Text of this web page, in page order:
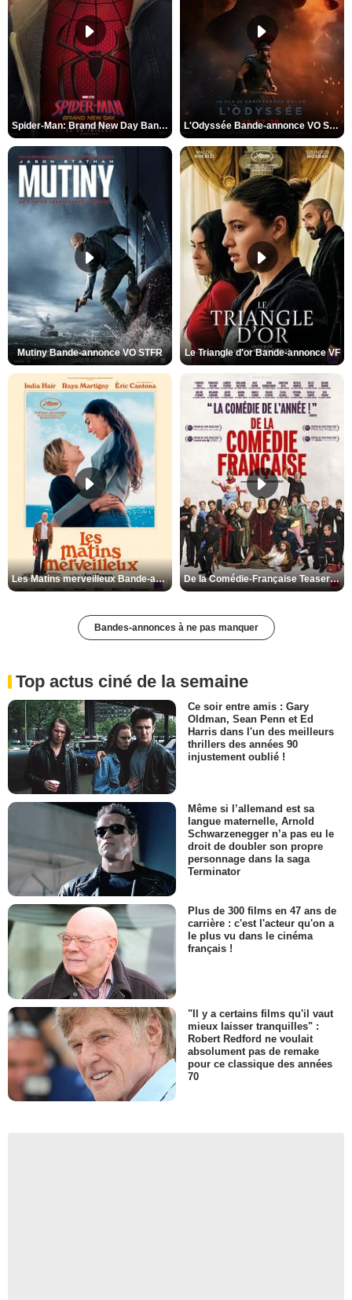
Spider-Man: Brand New Day Bande-annonce VO STFR L'Odyssée Bande-annonce VO STFR
Mutiny Bande-annonce VO STFR Le Triangle d'or Bande-annonce VF
Les Matins merveilleux Bande-annonce VF De la Comédie-Française Teaser VF
Bandes-annonces à ne pas manquer
Top actus ciné de la semaine
Ce soir entre amis : Gary
Oldman, Sean Penn et Ed
Harris dans l'un des meilleurs
thrillers des années 90
injustement oublié !
Même si l’allemand est sa
langue maternelle, Arnold
Schwarzenegger n’a pas eu le
droit de doubler son propre
personnage dans la saga
Terminator
Plus de 300 films en 47 ans de
carrière : c'est l'acteur qu'on a
le plus vu dans le cinéma
français !
"Il y a certains films qu'il vaut
mieux laisser tranquilles" :
Robert Redford ne voulait
absolument pas de remake
pour ce classique des années
70